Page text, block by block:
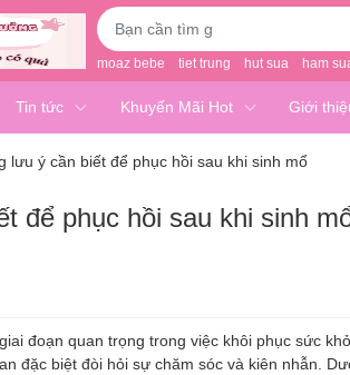
moaz bebe tiet trung hut sua ham
Tin tức Khuyến Mãi Hot Giới
lưu ý cần biết để phục hồi sau khi sinh mổ
để phục hồi sau khi sinh
đoạn quan trọng trong việc khôi phục sức
đặc biệt đòi hỏi sự chăm sóc và kiên nhẫn.